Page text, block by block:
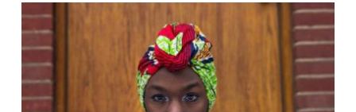
Asile & Migration
Identités et expressions de genres
Santé et bien-être